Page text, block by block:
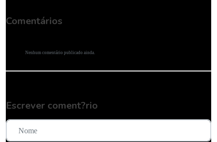
Comentários
Nenhum comentário publicado ainda.
Escrever coment?rio